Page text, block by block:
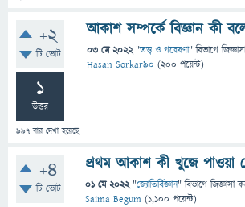
+2
টি ভোট
1
উত্তর
997 বার দেখা হয়েছে
আকাশ সম্পর্কে বিজ্ঞান কী
03 মে 2022 "তত্ত্ব ও গবেষণা" বিভাগে
Hasan Sorkar90 (200 পয়েন্ট)
+4
টি ভোট
প্রথম আকাশ কী খুজে পাওয়া
01 মে 2022 "জ্যোতির্বিজ্ঞান" বিভাগে জিজ্ঞাসা
Saima Begum (1,100 পয়েন্ট)